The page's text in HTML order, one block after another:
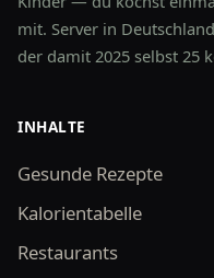
mit. Server in
der damit 2025 selbst 25
INHALTE
Gesunde Rezepte
Kalorientabelle
Restaurants